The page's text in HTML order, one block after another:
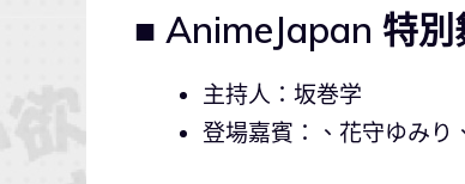
■ AnimeJapan 特
主持人：坂巻学
登場嘉賓：、花守ゆみり